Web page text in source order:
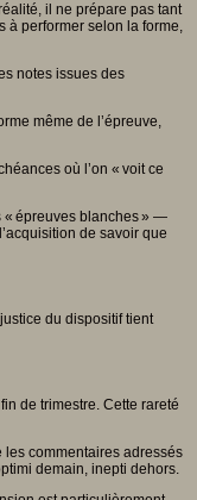
il ne prépare pas tant
à performer selon la forme,
notes issues des
même de l’épreuve,
où l’on « voit ce
« épreuves blanches » —
de savoir que
du dispositif tient
de trimestre. Cette rareté
les commentaires adressés
demain, inepti dehors.